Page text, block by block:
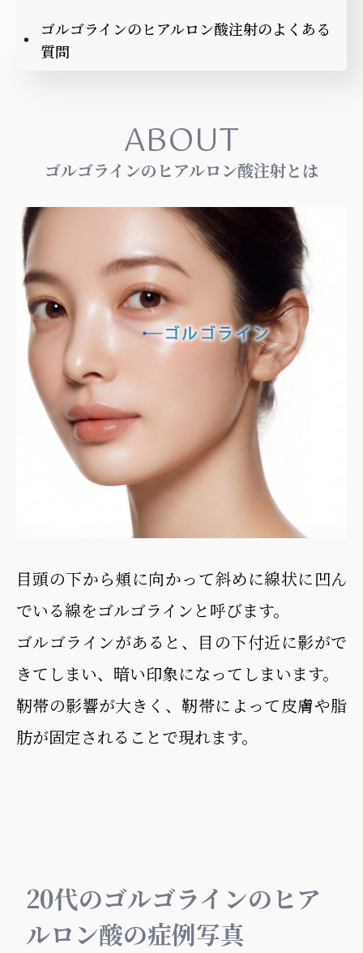
ゴルゴラインのヒアルロン酸注射のよくある
質問
ABOUT
ゴルゴラインのヒアルロン酸注射とは
目頭の下から頬に向かって斜めに線状に凹ん
でいる線をゴルゴラインと呼びます。
ゴルゴラインがあると、目の下付近に影がで
きてしまい、暗い印象になってしまいます。
靭帯の影響が大きく、靭帯によって皮膚や脂
肪が固定されることで現れます。
20代のゴルゴラインのヒア
ルロン酸の症例写真